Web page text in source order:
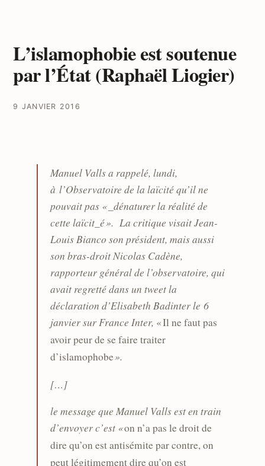
L’islamophobie est soutenue
par l’État (Raphaël Liogier)
9 JANVIER 2016
Manuel Valls a rappelé, lundi,
à l’Observatoire de la laïcité qu’il ne
pouvait pas « _dénaturer la réalité de
cette laïcit_é ». La critique visait Jean-
Louis Bianco son président, mais aussi
son bras-droit Nicolas Cadène,
rapporteur général de l’observatoire, qui
avait regretté dans un tweet la
déclaration d’Elisabeth Badinter le 6
janvier sur France Inter, « Il ne faut pas
avoir peur de se faire traiter
d’islamophobe».
[…]
le message que Manuel Valls est en train
d’envoyer c’est «on n’a pas le droit de
dire qu’on est antisémite par contre, on
peut légitimement dire qu’on est